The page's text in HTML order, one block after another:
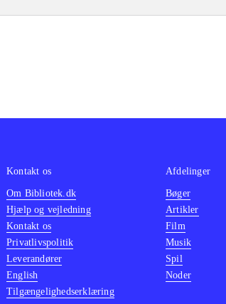
Kontakt os
Om Bibliotek.dk
Hjælp og vejledning
Kontakt os
Privatlivspolitik
Leverandører
English
Tilgængelighedserklæring
Afdelinger
Bøger
Artikler
Film
Musik
Spil
Noder